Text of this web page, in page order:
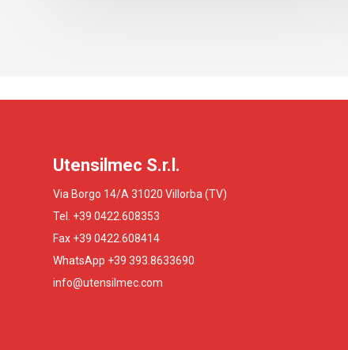
Utensilmec S.r.l.
Via Borgo 14/A 31020 Villorba (TV)
Tel. +39 0422.608353
Fax +39 0422.608414
WhatsApp +39 393.8633690
info@utensilmec.com